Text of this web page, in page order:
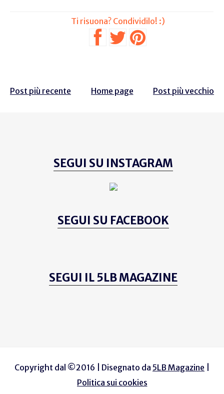
Post più recente Home page Post più vecchio
SEGUI SU INSTAGRAM
SEGUI SU FACEBOOK
SEGUI IL 5LB MAGAZINE
Copyright dal ©2016 | Disegnato da 5LB Magazine
Politica sui cookies